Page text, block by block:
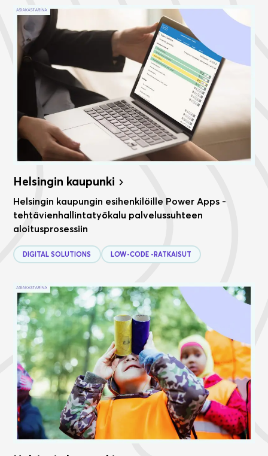
Helsingin kaupunki
Helsingin kaupungin esihenkilöille Power Apps -
tehtävienhallintatyökalu palvelussuhteen
aloitusprosessiin
DIGITAL SOLUTIONS LOW-CODE -RATKAISUT